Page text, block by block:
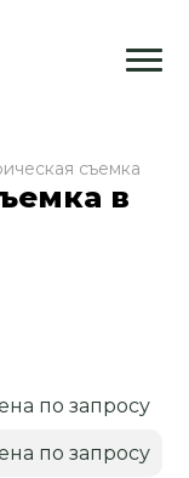
съемка
в
по запросу
по запросу